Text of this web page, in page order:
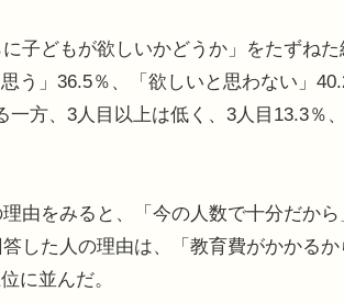
子どもが欲しいかどうか」をたずねた
う」36.5％、「欲しいと思わない」
一方、3人目以上は低く、3人目13.3％
由をみると、「今の人数で十分だから
した人の理由は、「教育費がかかる
に並んだ。